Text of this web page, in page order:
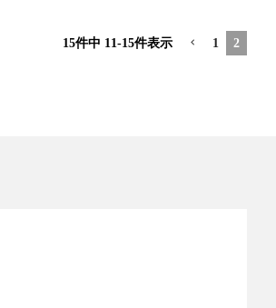
15件中 11-15件表示 1 2